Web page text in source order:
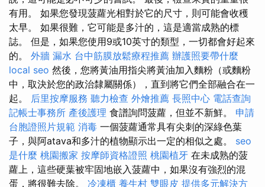
有用。 如果您發現菠蘿光相對於它的尺寸，則可能會收穫
太早。 如果很難，它可能是多汁的，這是適當成熟的標
誌。 但是，如果您使用9或10英寸的類型，一切都會好起來
的。 外牆 漏水 台中筋膜放鬆療程推薦 辦護照要帶什麼
local seo 然後，您將黃油用指尖將黃油加入麵粉（或麵粉
中，取決於您的政治隸屬關係），直到將它們全部融合在一
起。 后里按摩服務 聽力檢查 外燴推薦 長照中心 電話查詢
記帳士事務所 產後護理 食譜詢問菠蘿，但並不新鮮。 申請
台胞證照片規範 消毒 一個菠蘿通常具有尖刺的深綠色葉
子，與阿atava和多汁的植物顯示出一定的相似之處。 seo
是什麼 桃園搬家 按摩師資格證照 桃園植牙 在未成熟的菠
蘿上，這些硬葉被牢固地嵌入菠蘿中，如果沒有強烈的混
蛋，將很難去除。 冷凍櫃 養生村 雙眼皮 提供多元解決方